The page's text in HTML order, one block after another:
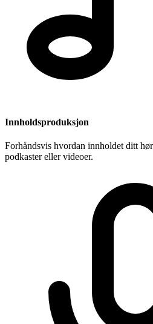
Innholdsproduksjon
Forhåndsvis hvordan innholdet ditt
podkaster eller videoer.